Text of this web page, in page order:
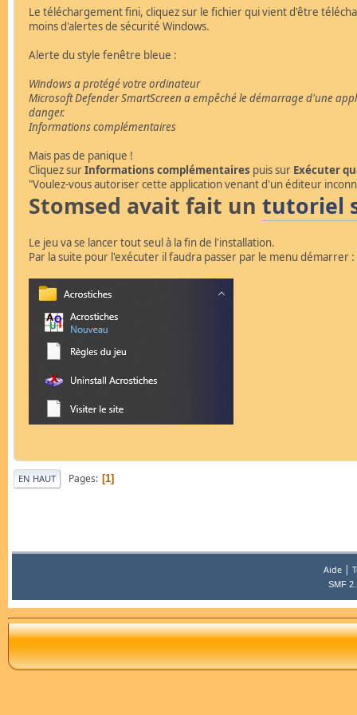
Le téléchargement fini, cliquez sur le fichier qui vient d'être
moins d'alertes de sécurité Windows.
Alerte du style fenêtre bleue :
Windows a protégé votre ordinateur
Microsoft Defender SmartScreen a empêché le démarrage d'une
danger.
Informations complémentaires
Mais pas de panique !
Cliquez surInformations complémentaires puis sur Exécuter
"Voulez-vous autoriser cette application venant d'un éditeur
Stomsed avait fait un tutoriel
Le jeu va se lancer tout seul à la fin de l'installation.
Par la suite pour l'exécuter il faudra passer par le menu démarrer :
EN HAUT Pages 1
Aide|
SMF